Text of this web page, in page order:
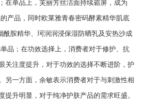
在单品上，芙丽芳丝洁面持续霸屏，成为
产品，同时欧莱雅青春密码酵素精华肌底
酰胺精华、珂润润浸保湿防晒乳及安热沙成
品；在功效选择上，消费者对于修护、抗
关注度提升，对于功效的选择不断进阶，护
另一方面，余敏表示消费者对于与刺激性相
提升明显，对于纯净护肤产品的需求旺盛。